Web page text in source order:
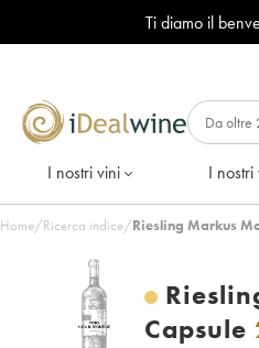
Ti diamo il
I nostri vini I
Home/Ricerca indice/Riesling Markus
Capsule